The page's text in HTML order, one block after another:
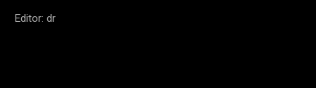
Editor: dr